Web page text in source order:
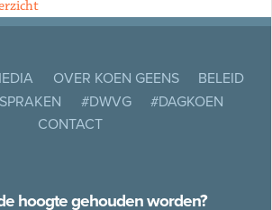
OVER KOEN GEENS
BELEID
#DWVG
#DAGKOEN
CONTACT
hoogte gehouden worden?